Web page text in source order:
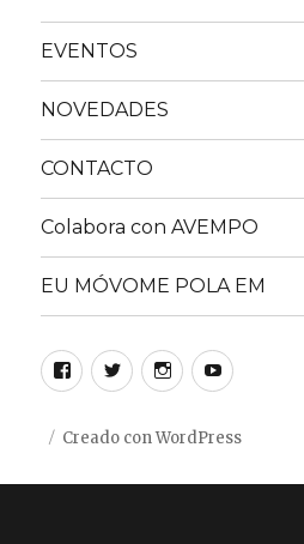
EVENTOS
NOVEDADES
CONTACTO
Colabora con AVEMPO
EU MÓVOME POLA EM
Facebook
TwitterInstagram
YouTube
Creado con WordPress